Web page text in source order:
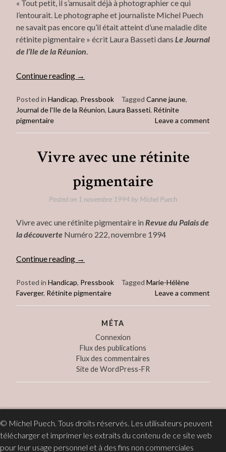
« Tout petit, il s’amusait déjà à photographier ce qui
l’entourait. Le photographe et journaliste Michel Puech
ne savait pas encore qu’il était atteint d’une maladie dite
rétinite pigmentaire » écrit Laura Basseti dans Le Journal
de l’Ile de la Réunion.
Continue reading « L’homme
la
canne
→
Posted in Handicap, Pressbook Tagged Canne jaune,
Journal de l'Ile de la Réunion, Laura Basseti, Rétinite
pigmentaire
Leave a comment
Vivre avec une rétinite
pigmentaire
Posted on 1 novembre 1994 by Michel Puech
Vivre avec une rétinite pigmentaire in Revue du Palais de
la découverte Numéro 222, novembre 1994
Continue reading « Vivre
une
rétinite
pigmentaire »
→
Posted in Handicap, Pressbook Tagged Marie-Hélène
Faverger, Rétinite pigmentaire Leave a comment
MÉTA
Connexion
Flux des publications
Flux des commentaires
Site de WordPress-FR
© Michel Puech. Tous droits réservés. Les utilisateurs peuvent
télécharger et imprimer les extraits du contenu de ce site web
pour leur usage personnel et à des fins non commerciales